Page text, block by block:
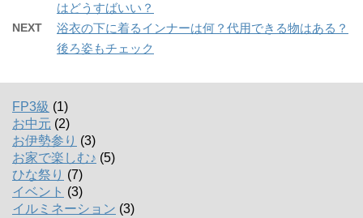
はどうすばいい？
NEXT
浴衣の下に着るインナーは何？代用できる物はある？
後ろ姿もチェック
FP3級 (1)
お中元 (2)
お伊勢参り (3)
お家で楽しむ♪ (5)
ひな祭り (7)
イベント (3)
イルミネーション (3)